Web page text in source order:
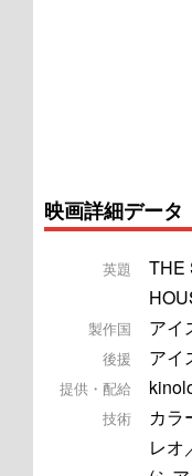
映画詳細データ
英題
THE
製作国 アイ
後援 アイ
提供・配給
技術
カラ
レオ